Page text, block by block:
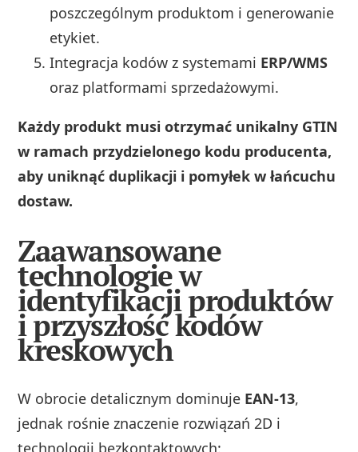
poszczególnym produktom i generowanie
etykiet.
Integracja kodów z systemami ERP/WMS
oraz platformami sprzedażowymi.
Każdy produkt musi otrzymać unikalny GTIN
w ramach przydzielonego kodu producenta,
aby uniknąć duplikacji i pomyłek w łańcuchu
dostaw.
Zaawansowane
technologie w
identyfikacji produktów
i przyszłość kodów
kreskowych
W obrocie detalicznym dominuje EAN-13,
jednak rośnie znaczenie rozwiązań 2D i